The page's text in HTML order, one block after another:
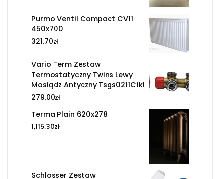
Purmo Ventil Compact CV11
450x700
321.70zł
Vario Term Zestaw
Termostatyczny Twins Lewy
Mosiądz Antyczny Tsgs0211Cfkl
279.00zł
Terma Plain 620x278
1,115.30zł
Schlosser Zestaw